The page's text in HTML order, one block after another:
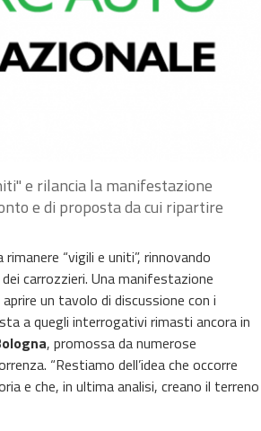
e rilancia la manifestazione
e di proposta da cui ripartire
rimanere “vigili e uniti”, rinnovando
carrozzieri. Una manifestazione
un tavolo di discussione con i
a quegli interrogativi rimasti ancora in
, promossa da numerose
“Restiamo dell’idea che occorre
e che, in ultima analisi, creano il terreno